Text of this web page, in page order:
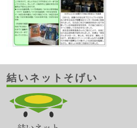
結いネットそげい